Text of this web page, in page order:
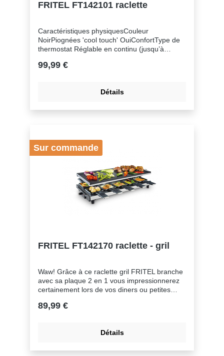
FRITEL FT142101 raclette
Caractéristiques physiquesCouleur
NoirPiognées 'cool touch' OuiConfortType de
thermostat Réglable en continu (jusqu’à
NettoyageComplètement démontable
OuiGénéralElectrique OuiRaclette au fromage
99,99 €
Détails
Sur commande
FRITEL FT142170 raclette - gril
Waw! Grâce à ce raclette gril FRITEL branche
avec sa plaque 2 en 1 vous impressionnerez
certainement lors de vos diners ou petites
personnes, et ce sans passer des heures aux
gratinez-les à table... ou inventez votre propre
teppanyaki ou une plaque mi-gril/mi-
89,99 €
Détails